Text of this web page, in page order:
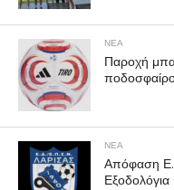
ΝΕΑ
Παροχή
ΝΕΑ
Απόφαση
Εξοδολόγια